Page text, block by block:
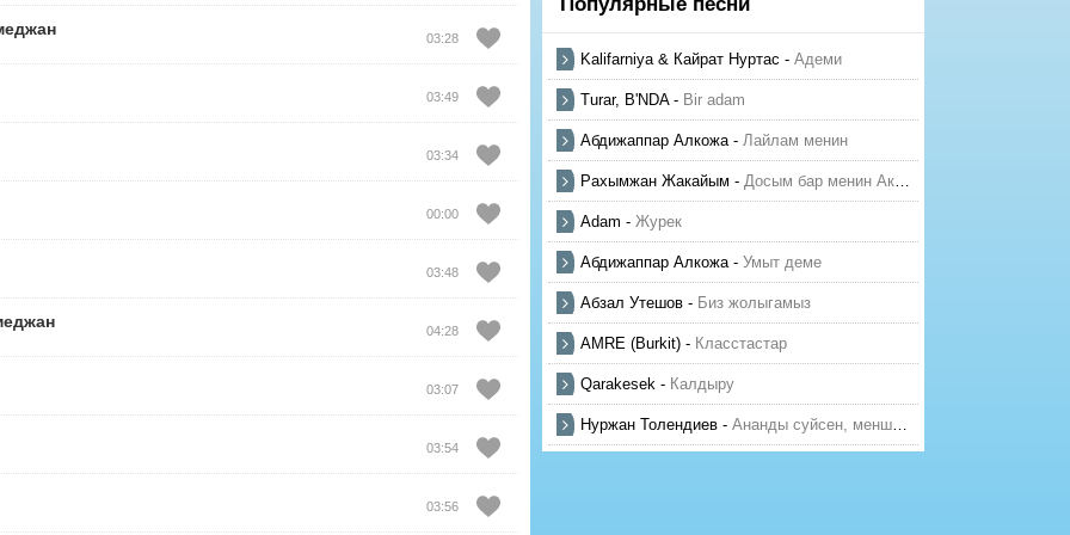
03:28
03:49
03:34
00:00
03:48
04:28
03:07
03:54
03:56
Kalifarniya & Кайрат Нуртас - Адеми
Turar, B'NDA- Bir adam
Абдижаппар Алкожа- Лайлам менин
Рахымжан Жакайым - Досым бар менин Актауда
Adam - Журек
Абдижаппар Алкожа- Умыт деме
Абзал Утешов - Биз жолыгамыз
AMRE (Burkit) - Класстастар
Qarakesek - Калдыру
Нуржан Толендиев - Ананды суйсен, менше суй